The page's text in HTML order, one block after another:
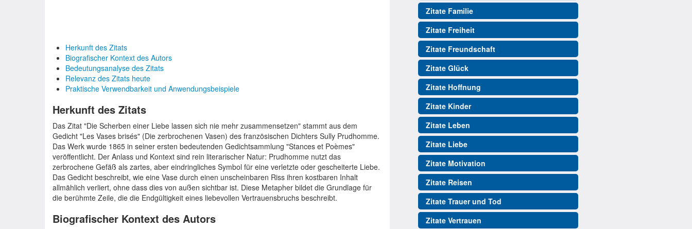
Herkunft des Zitats
Biografischer Kontext des Autors
Bedeutungsanalyse des Zitats
Relevanz des Zitats heute
Praktische Verwendbarkeit und Anwendungsbeispiele
Herkunft des Zitats
Das Zitat "Die Scherben einer Liebe lassen sich nie mehr zusammensetzen" stammt aus dem
Gedicht "Les Vases brisés" (Die zerbrochenen Vasen) des französischen Dichters Sully Prudhomme.
Das Werk wurde 1865 in seiner ersten bedeutenden Gedichtsammlung "Stances et Poèmes"
veröffentlicht. Der Anlass und Kontext sind rein literarischer Natur: Prudhomme nutzt das
zerbrochene Gefäß als zartes, aber eindringliches Symbol für eine verletzte oder gescheiterte Liebe.
Das Gedicht beschreibt, wie eine Vase durch einen unscheinbaren Riss ihren kostbaren Inhalt
allmählich verliert, ohne dass dies von außen sichtbar ist. Diese Metapher bildet die Grundlage für
die berühmte Zeile, die die Endgültigkeit eines liebevollen Vertrauensbruchs beschreibt.
Biografischer Kontext des Autors
Zitate Familie
Zitate Freiheit
Zitate Freundschaft
Zitate Glück
Zitate Hoffnung
Zitate Kinder
Zitate Leben
Zitate Liebe
Zitate Motivation
Zitate Reisen
Zitate Trauer und Tod
Zitate Vertrauen